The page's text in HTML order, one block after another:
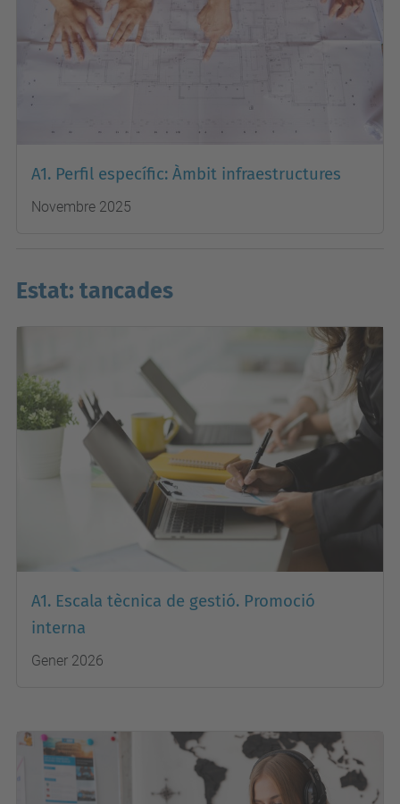
A1. Perfil específic: Àmbit infraestructures
Novembre 2025
Estat: tancades
A1. Escala tècnica de gestió. Promoció
interna
Gener 2026